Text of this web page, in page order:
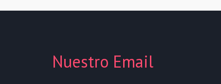
Nuestro Email